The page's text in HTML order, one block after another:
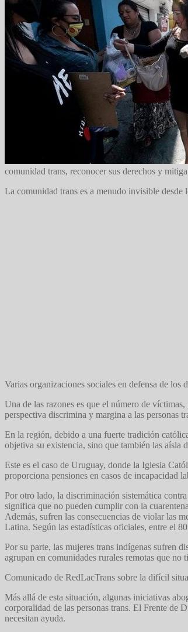
comunidad trans, reconocer sus derechos y
La comunidad trans es a menudo invisible
Varias organizaciones sociales en defensa de
Una de las razones es que el número de
perspectiva discrimina y margina a las personas
En la región, debido a una fuerte tradición
objetiva su existencia, sino que también las aísla
Este es el caso de Uruguay, donde la Iglesia
proporciona pensiones en casos de incapacidad
Por otro lado, la discriminación sistemática
significa que no pueden cumplir con la
Además, sufren las consecuencias de violar las
Latina. Según las estadísticas oficiales, entre el
Por su parte, las mujeres trans indígenas sufren
agrupan en comunidades rurales remotas que no
Comunicado de RedLacTrans sobre la difícil
Más allá de esta situación, algunas iniciativas
corporalidad de las personas trans. El Frente de
necesitan ayuda.